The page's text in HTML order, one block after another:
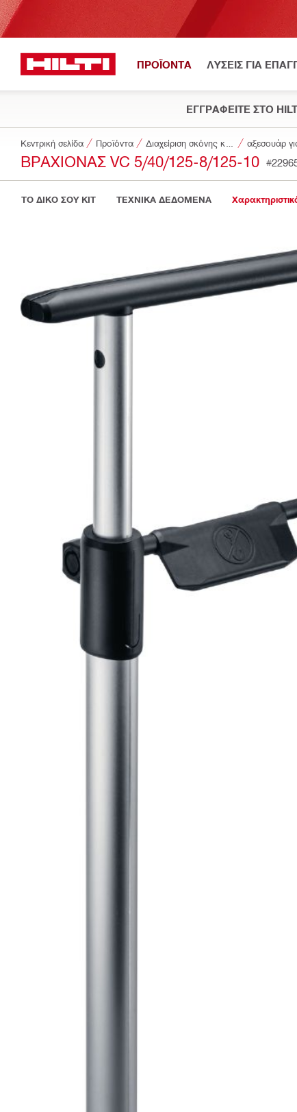
ΠΡΟΪΟΝΤΑ ΛΥΣΕΙΣ ΓΙΑ
ΕΓΓΡΑΦΕΙΤΕ ΣΤΟ
Κεντρική σελίδα Προϊόντα
ΒΡΑΧΊΟΝΑΣ VC 5/40/125-8/125-10
ΤΟ ΔΙΚΟ ΣΟΥ KIT ΤΕΧΝΙΚΑ ΔΕΔΟΜΕΝΑ